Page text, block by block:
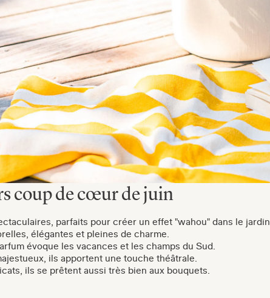
coup de cœur de juin
parfaits pour créer un effet "wahou" dans le jardin.
élégantes et pleines de charme.
évoque les vacances et les champs du Sud.
ils apportent une touche théâtrale.
ils se prêtent aussi très bien aux bouquets.